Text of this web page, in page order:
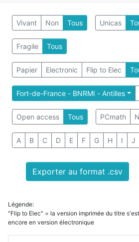
Vivant Non Tous Unicas
Fragile Tous
Papier Electronic Flip to Elec
Fort-de-France - BNRMI - Antilles
Open access Tous PCmath
A B C D E F G H I J
Exporter au format .csv
Légende:
"Flip to Elec" = la version imprimée du titre
encore en version électronique